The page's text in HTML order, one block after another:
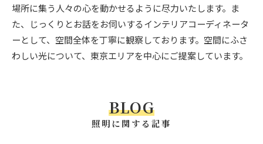
場所に集う人々の心を動かせるように尽力いたします。ま
た、じっくりとお話をお伺いするインテリアコーディネータ
ーとして、空間全体を丁寧に観察しております。空間にふさ
わしい光について、東京エリアを中心にご提案しています。
BLOG
照明に関する記事